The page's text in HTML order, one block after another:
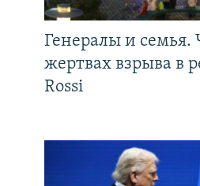
Генералы и семья.
жертвах взрыва в
Rossi